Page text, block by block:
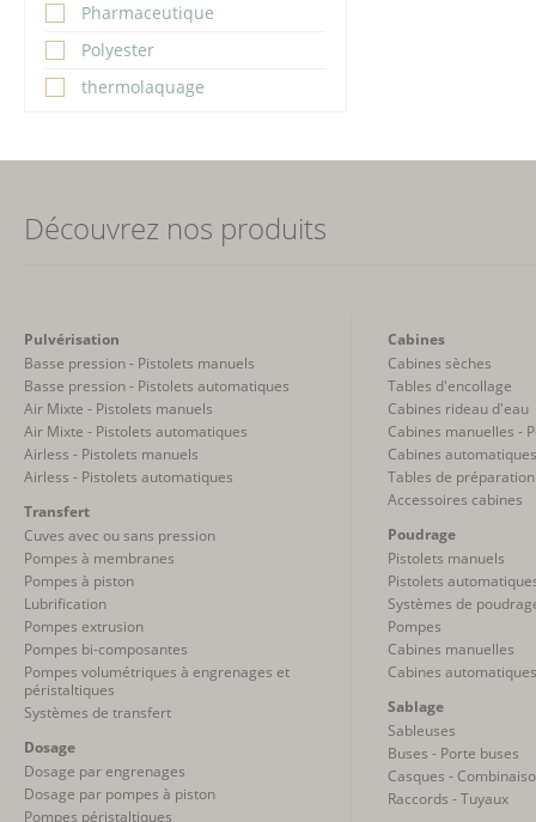
Pharmaceutique
Polyester
thermolaquage
Découvrez nos produits
Pulvérisation
Basse pression - Pistolets manuels
Basse pression - Pistolets automatiques
Air Mixte - Pistolets manuels
Air Mixte - Pistolets automatiques
Airless - Pistolets manuels
Airless - Pistolets automatiques
Transfert
Cuves avec ou sans pression
Pompes à membranes
Pompes à piston
Lubrification
Pompes extrusion
Pompes bi-composantes
Pompes volumétriques à engrenages et
péristaltiques
Systèmes de transfert
Dosage
Dosage par engrenages
Dosage par pompes à piston
Pompes péristaltiques
Cabines
Cabines sèches
Tables d'encollage
Cabines rideau d'eau
Cabines manuelles -
Cabines
Tables de
Accessoires cabines
Poudrage
Pistolets manuels
Pistolets
Systèmes de
Pompes
Cabines manuelles
Cabines automatiques
Sablage
Sableuses
Buses - Porte buses
Casques -
Raccords - Tuyaux